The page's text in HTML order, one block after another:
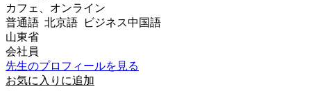
カフェ、オンライン
普通語 北京語 ビジネス中国語
山東省
会社員
先生のプロフィールを見る
お気に入りに追加